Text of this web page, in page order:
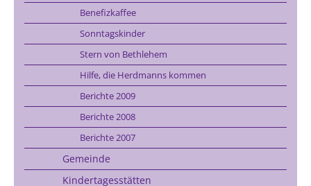
Benefizkaffee
Sonntagskinder
Stern von Bethlehem
Hilfe, die Herdmanns kommen
Berichte 2009
Berichte 2008
Berichte 2007
Gemeinde
Kindertagesstätten